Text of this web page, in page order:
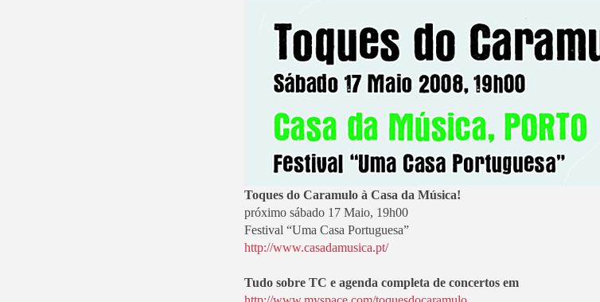
Toques do Caramulo à Casa da Música!
próximo sábado 17 Maio, 19h00
Festival “Uma Casa Portuguesa”
http://www.casadamusica.pt/
Tudo sobre TC e agenda completa de concertos em